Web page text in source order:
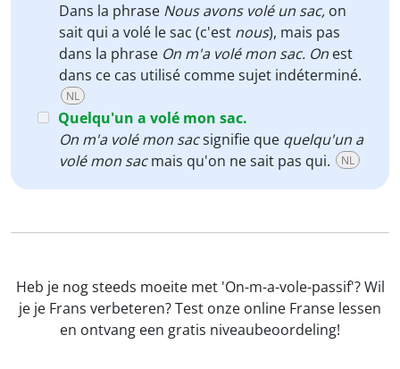
Dans la phrase Nous avons volé un sac, on
sait qui a volé le sac (c'est nous), mais pas
dans la phrase On m'a volé mon sac. On est
dans ce cas utilisé comme sujet indéterminé.
NL
Quelqu'un a volé mon sac.
On m'a volé mon sacsignifie que quelqu'un a
volé mon sacmais qu'on ne sait pas qui. NL
Heb je nog steeds moeite met 'On-m-a-vole-passif'? Wil
je je Frans verbeteren? Test onze online Franse lessen
en ontvang een gratis niveaubeoordeling!